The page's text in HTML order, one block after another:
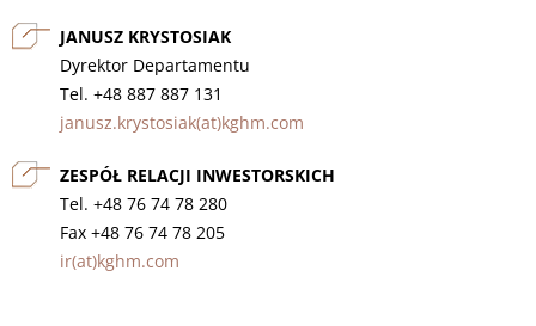
JANUSZ KRYSTOSIAK
Dyrektor Departamentu
Tel. +48 887 887 131
janusz.krystosiak(at)kghm.com
ZESPÓŁ RELACJI INWESTORSKICH
Tel. +48 76 74 78 280
Fax +48 76 74 78 205
ir(at)kghm.com